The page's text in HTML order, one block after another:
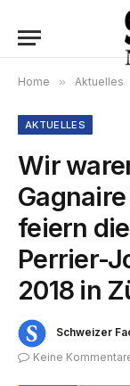
Home » Aktuelles
AKTUELLES
Wir
feiern
Perrier-
2018 in
Schweizer
Keine